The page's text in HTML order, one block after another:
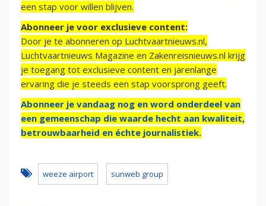
een stap voor willen blijven.
Abonneer je voor exclusieve content:
Door je te abonneren op Luchtvaartnieuws.nl,
Luchtvaartnieuws Magazine en Zakenreisnieuws.nl krijg
je toegang tot exclusieve content en jarenlange
ervaring die je steeds een stap voorsprong geeft.
Abonneer je vandaag nog en word onderdeel van
een gemeenschap die waarde hecht aan kwaliteit,
betrouwbaarheid en échte journalistiek.
weeze airport sunweb group